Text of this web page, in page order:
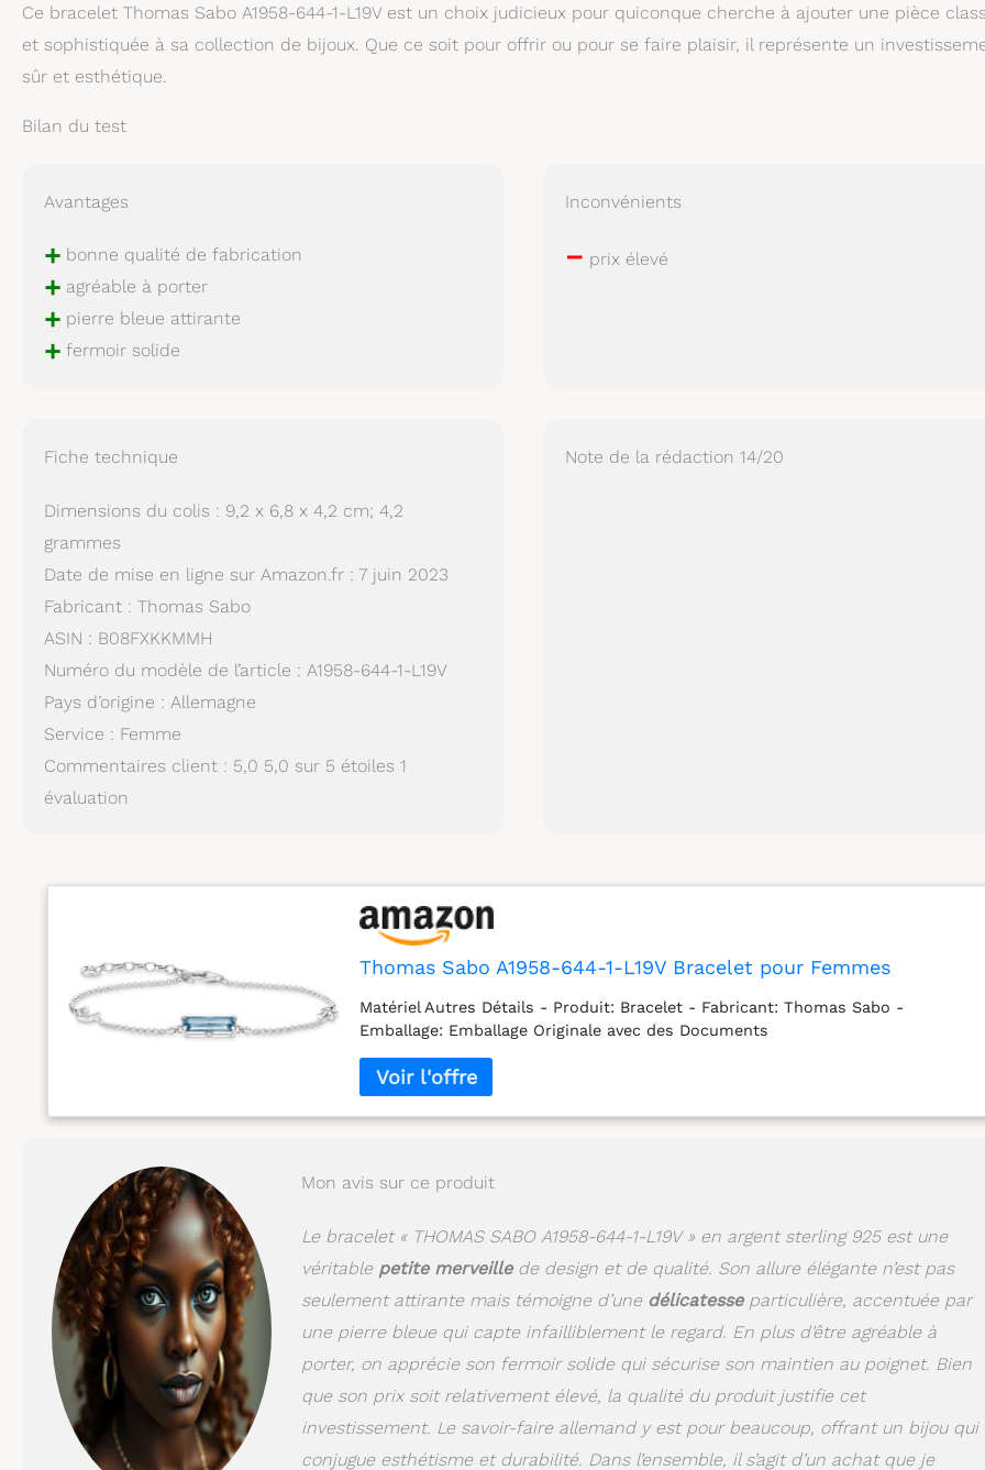
Ce bracelet Thomas Sabo A1958-644-1-L19V est un choix judicieux pour quiconque cherche à ajouter une pièce
et sophistiquée à sa collection de bijoux. Que ce soit pour offrir ou pour se faire plaisir, il représente un
sûr et esthétique.
Bilan du test
Avantages
+ bonne qualité de fabrication
+ agréable à porter
+ pierre bleue attirante
+ fermoir solide
Inconvénients
– prix élevé
Fiche technique
Dimensions du colis : 9,2 x 6,8 x 4,2 cm; 4,2
grammes
Date de mise en ligne sur Amazon.fr : 7 juin 2023
Fabricant : Thomas Sabo
ASIN : B08FXKKMMH
Numéro du modèle de l’article : A1958-644-1-L19V
Pays d’origine : Allemagne
Service : Femme
Commentaires client : 5,0 5,0 sur 5 étoiles 1
évaluation
Note de la rédaction 14/20
Thomas Sabo A1958-644-1-L19V Bracelet pour Femmes
Matériel Autres Détails - Produit: Bracelet - Fabricant: Thomas Sabo -
Emballage: Emballage Originale avec des Documents
Mon avis sur ce produit
Le bracelet « THOMAS SABO A1958-644-1-L19V » en argent sterling 925 est une
véritable petite merveillede design et de qualité. Son allure élégante n’est pas
seulement attirante mais témoigne d’une délicatesseparticulière, accentuée par
une pierre bleue qui capte infailliblement le regard. En plus d’être agréable à
porter, on apprécie son fermoir solide qui sécurise son maintien au poignet. Bien
que son prix soit relativement élevé, la qualité du produit justifie cet
investissement. Le savoir-faire allemand y est pour beaucoup, offrant un bijou qui
conjugue esthétisme et durabilité. Dans l’ensemble, il s’agit d’un achat que je